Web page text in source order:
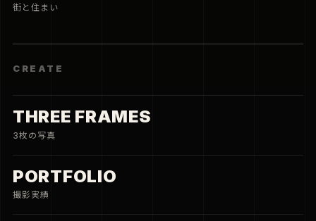
街と住まい
CREATE
THREE FRAMES
3枚の写真
PORTFOLIO
撮影実績